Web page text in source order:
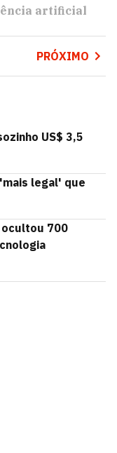
artificial
PRÓXIMO
US$ 3,5
legal' que
700